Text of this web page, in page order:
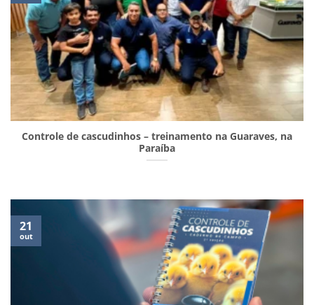
Controle de cascudinhos – treinamento na Guaraves, na
Paraíba
21
out